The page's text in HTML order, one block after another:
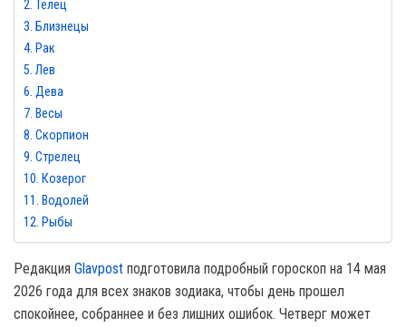
Телец
Близнецы
Рак
Лев
Дева
Весы
Скорпион
Стрелец
Козерог
Водолей
Рыбы
Редакция Glavpost подготовила подробный гороскоп на 14 мая
2026 года для всех знаков зодиака, чтобы день прошел
спокойнее, собраннее и без лишних ошибок. Четверг может